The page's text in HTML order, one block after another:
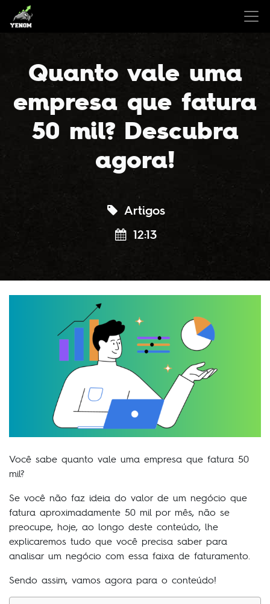
Quanto vale uma
empresa que fatura
50 mil? Descubra
agora!
Artigos
12:13
Você sabe quanto vale uma empresa que fatura 50
mil?
Se você não faz ideia do valor de um negócio que
fatura aproximadamente 50 mil por mês, não se
preocupe, hoje, ao longo deste conteúdo, lhe
explicaremos tudo que você precisa saber para
analisar um negócio com essa faixa de faturamento.
Sendo assim, vamos agora para o conteúdo!